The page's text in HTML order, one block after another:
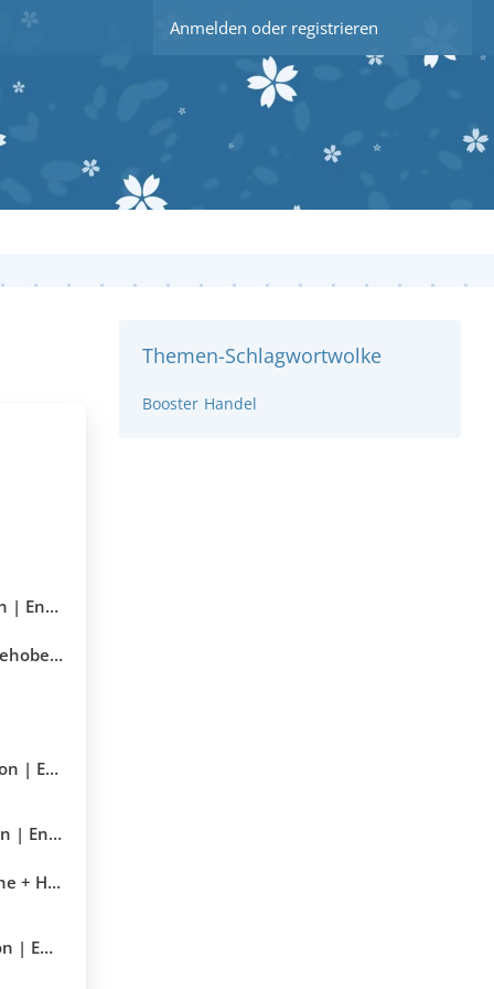
Anmelden oder registrieren
Statistik
Statistik
Themen-Schlagwortwolke
Booster Handel